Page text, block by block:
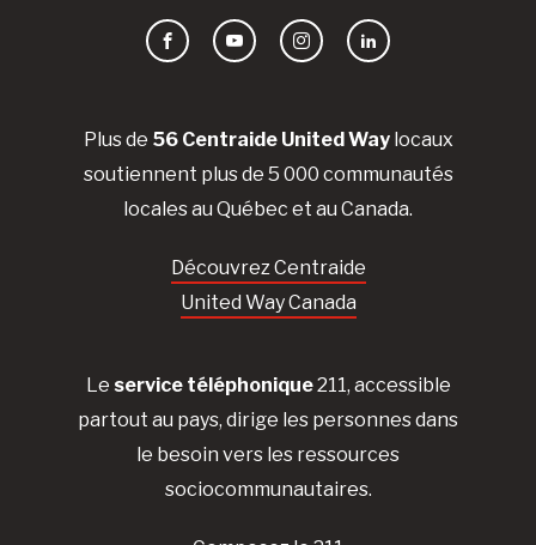
Plus de 56 Centraide United Waylocaux
soutiennent plus de 5 000 communautés
locales au Québec et au Canada.
Découvrez Centraide
United Way Canada
Le service téléphonique211, accessible
partout au pays, dirige les personnes dans
le besoin vers les ressources
sociocommunautaires.
FacebookYouTubeInstagramLinkedIn